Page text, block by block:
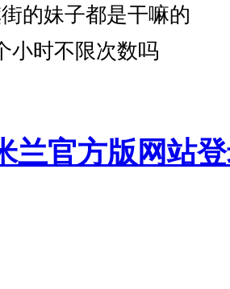
的妹子都是干嘛的
小时不限次数吗
兰官方版网站